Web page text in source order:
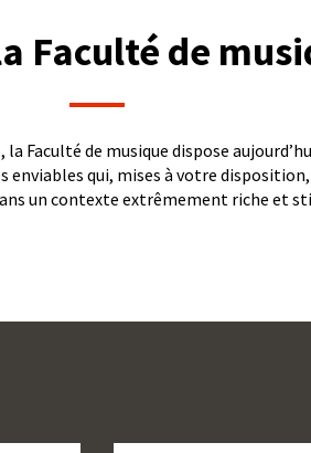
Faculté de
Faculté de musique dispose
qui, mises à votre
un contexte extrêmement riche et